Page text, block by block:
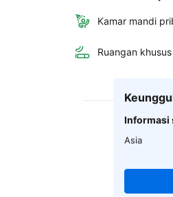
Kamar mandi
Ruangan
Informasi
Asia